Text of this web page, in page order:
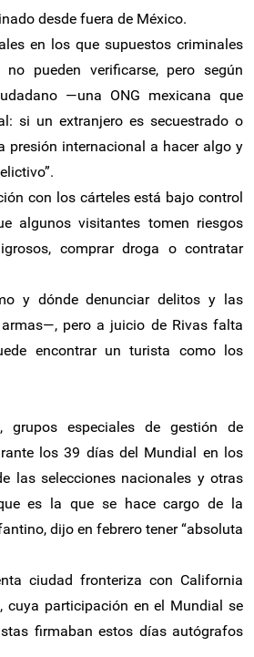
desde fuera de México.
en los que supuestos criminales
pueden verificarse, pero según
—una ONG mexicana que
si un extranjero es secuestrado o
presión internacional a hacer algo y
con los cárteles está bajo control
algunos visitantes tomen riesgos
comprar droga o contratar
y dónde denunciar delitos y las
pero a juicio de Rivas falta
encontrar un turista como los
grupos especiales de gestión de
los 39 días del Mundial en los
las selecciones nacionales y otras
es la que se hace cargo de la
dijo en febrero tener “absoluta
ciudad fronteriza con California
cuya participación en el Mundial se
firmaban estos días autógrafos